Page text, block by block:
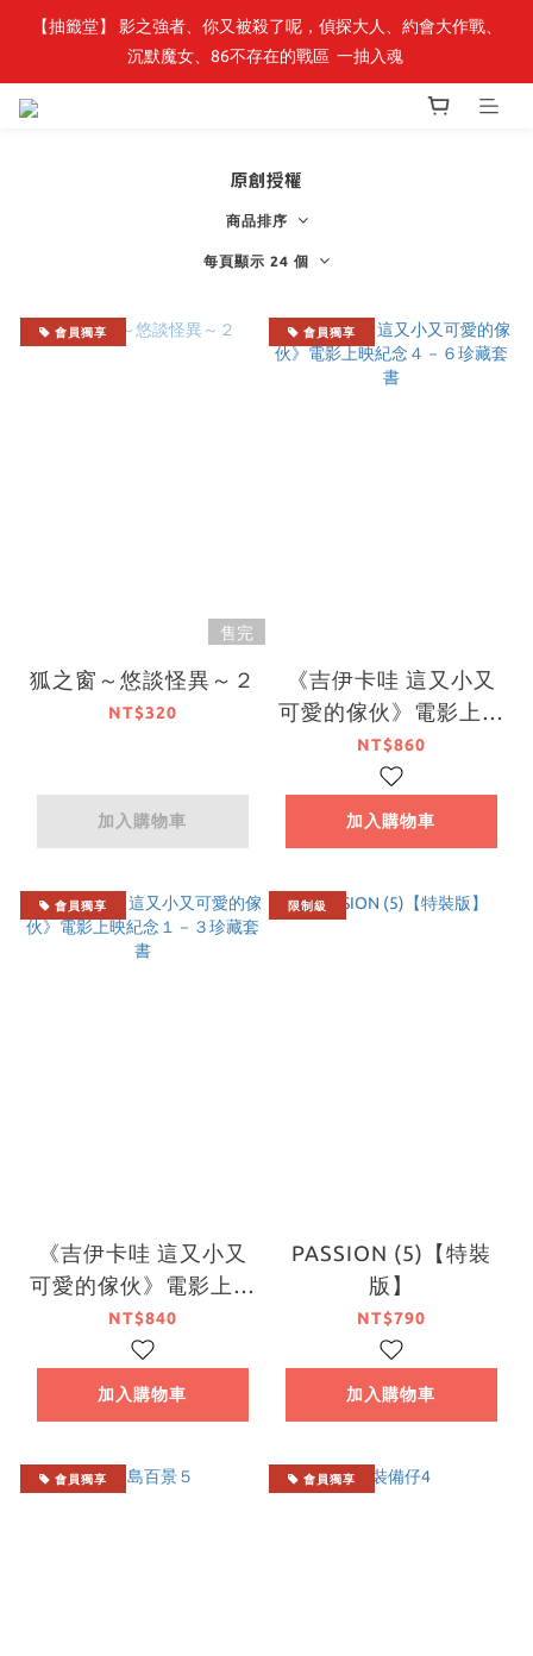
最新開賣🔥「全知讀者視角」 周邊商品
【抽籤堂】 影之強者、你又被殺了呢，偵探大人、約會大作戰、
沉默魔女、86不存在的戰區  一抽入魂
原創授權
商品排序
每頁顯示 24 個
會員獨享
售完
狐之窗～悠談怪異～２
NT$320
加入購物車
會員獨享
《吉伊卡哇 這又小又
可愛的傢伙》電影上映
紀念４－６珍藏套書
NT$860
加入購物車
會員獨享
《吉伊卡哇 這又小又
可愛的傢伙》電影上映
紀念１－３珍藏套書
NT$840
加入購物車
限制級
PASSION (5)【特裝
版】
NT$790
加入購物車
會員獨享 會員獨享